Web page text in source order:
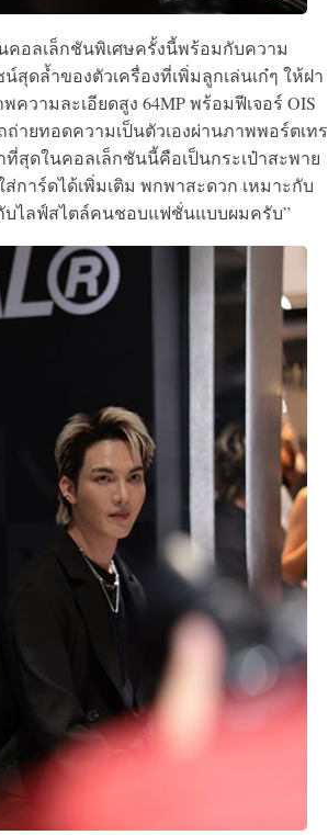
คอลเล็กชันพิเศษครั้งนี้พร้อมกับความ
น์สุดล้ำของตัวเครื่องที่เพิ่มลูกเล่นเก๋ๆ ให้ฝา
วามละเอียดสูง 64MP พร้อมฟีเจอร์ OIS
ายทอดความเป็นตัวเองผ่านภาพพอร์ตเทร
ดในคอลเล็กชันนี้คือเป็นกระเป๋าสะพาย
การ์ดได้เพิ่มเติม พกพาสะดวก เหมาะกับ
บไลฟ์สไตล์คนชอบแฟชั่นแบบผมครับ”